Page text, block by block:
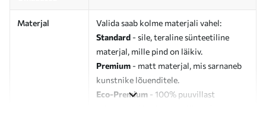
Materjal
Valida saab kolme materjali vahel:
Standard - sile, teraline sünteetiline
materjal, mille pind on läikiv.
Premium - matt materjal, mis sarnaneb
kunstnike lõuenditele.
Eco-Premium - 100% puuvillast